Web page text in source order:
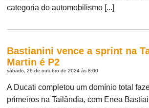
categoria do automobilismo [...]
Bastianini vence a sprint na
Martin é P2
sábado, 26 de outubro de 2024 às 8:00
A Ducati completou um domínio total
primeiros na Tailândia, com Enea